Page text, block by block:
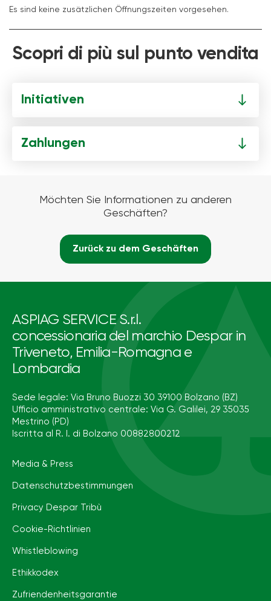
Es sind keine zusätzlichen Öffnungszeiten vorgesehen.
Scopri di più sul punto vendita
Initiativen
Zahlungen
Möchten Sie Informationen zu anderen
Geschäften?
Zurück zu dem Geschäften
ASPIAG SERVICE S.r.l.
concessionaria del marchio Despar in
Triveneto, Emilia-Romagna e
Lombardia
Sede legale: Via Bruno Buozzi 30 39100 Bolzano (BZ)
Ufficio amministrativo centrale: Via G. Galilei, 29 35035
Mestrino (PD)
Iscritta al R. I. di Bolzano 00882800212
Media & Press
Datenschutzbestimmungen
Privacy Despar Tribù
Cookie-Richtlinien
Whistleblowing
Ethikkodex
Zufriendenheitsgarantie